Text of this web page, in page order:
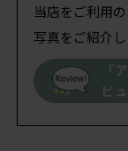
当店をご利用
写真をご紹介し
「
ビ